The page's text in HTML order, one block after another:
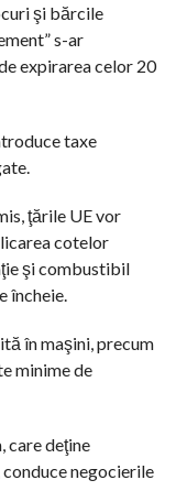
şi bărcile
s-ar
expirarea celor 20
taxe
ţările UE vor
cotelor
şi combustibil
încheie.
în maşini, precum
minime de
care deţine
negocierile